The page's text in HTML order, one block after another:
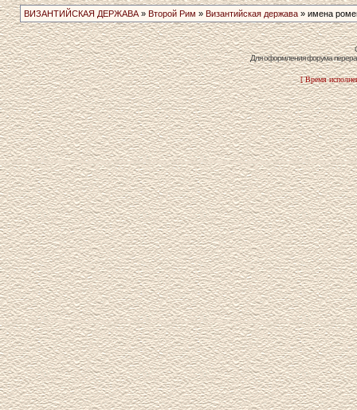
ВИЗАНТИЙСКАЯ ДЕРЖАВА» Второй Рим » Византийская держава» имена
Для оформления форума
[ Время